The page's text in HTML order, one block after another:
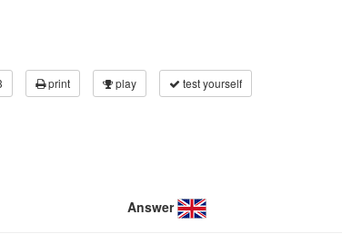
print play test yourself
Answer